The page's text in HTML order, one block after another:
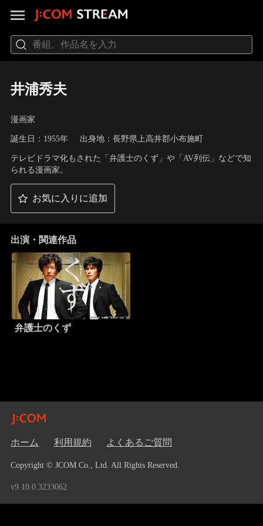
井浦秀夫
漫画家
誕生日：1955年 出身地：長野県上高井郡小布施町
テレビドラマ化もされた「弁護士のくず」や「AV列伝」などで知
られる漫画家。
お気に入りに追加
出演・関連作品
弁護士のくず
ホーム 利用規約 よくあるご質問
Copyright © JCOM Co., Ltd. All Rights Reserved.
v9.10.0.3233062